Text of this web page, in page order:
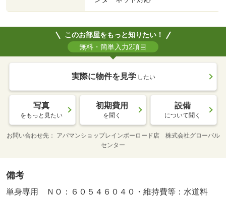
このお部屋をもっと知りたい！
無料・簡単入力2項目
実際に物件を見学 したい
写真
をもっと見たい
初期費用
を聞く
設備
について聞く
お問い合わせ先
アパマンショップレインボーロード店 株式会社グローバル
センター
備考
単身専用 ＮＯ：６０５４６０４０・維持費等：水道料